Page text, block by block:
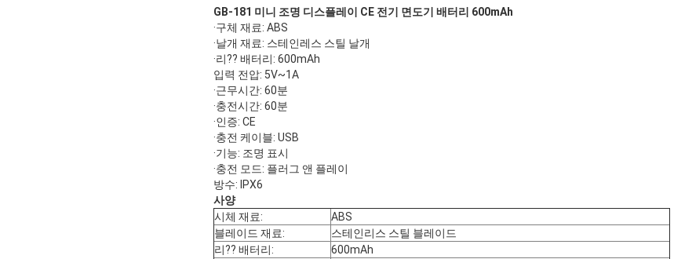
GB-181 미니 조명 디스플레이 CE 전기 면도기 배터리 600mAh
·구체 재료: ABS
·날개 재료: 스테인레스 스틸 날개
·리?? 배터리: 600mAh
입력 전압: 5V~1A
·근무시간: 60분
·충전시간: 60분
·인증: CE
·충전 케이블: USB
·기능: 조명 표시
·충전 모드: 플러그 앤 플레이
방수: IPX6
사양
시체 재료:
ABS
블레이드 재료:
스테인리스 스틸 블레이드
리?? 배터리:
600mAh